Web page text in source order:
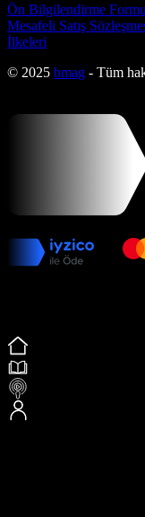
Ön Bilgilendirme Formu
Mesafeli Satış
İlkeleri
© 2025 bmag - Tüm